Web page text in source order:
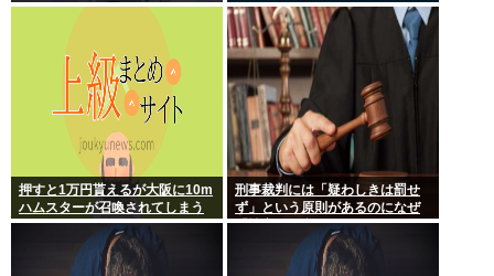
☆』
押すと1万円貰えるが大阪に10m
ハムスターが召喚されてしまう
ボタン
刑事裁判には「疑わしきは罰せ
ず」という原則があるのになぜ
「性交の同意がなかった」とい
う確かめようが無いもので有罪
になるの？